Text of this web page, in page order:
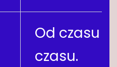
Od czasu
czasu.